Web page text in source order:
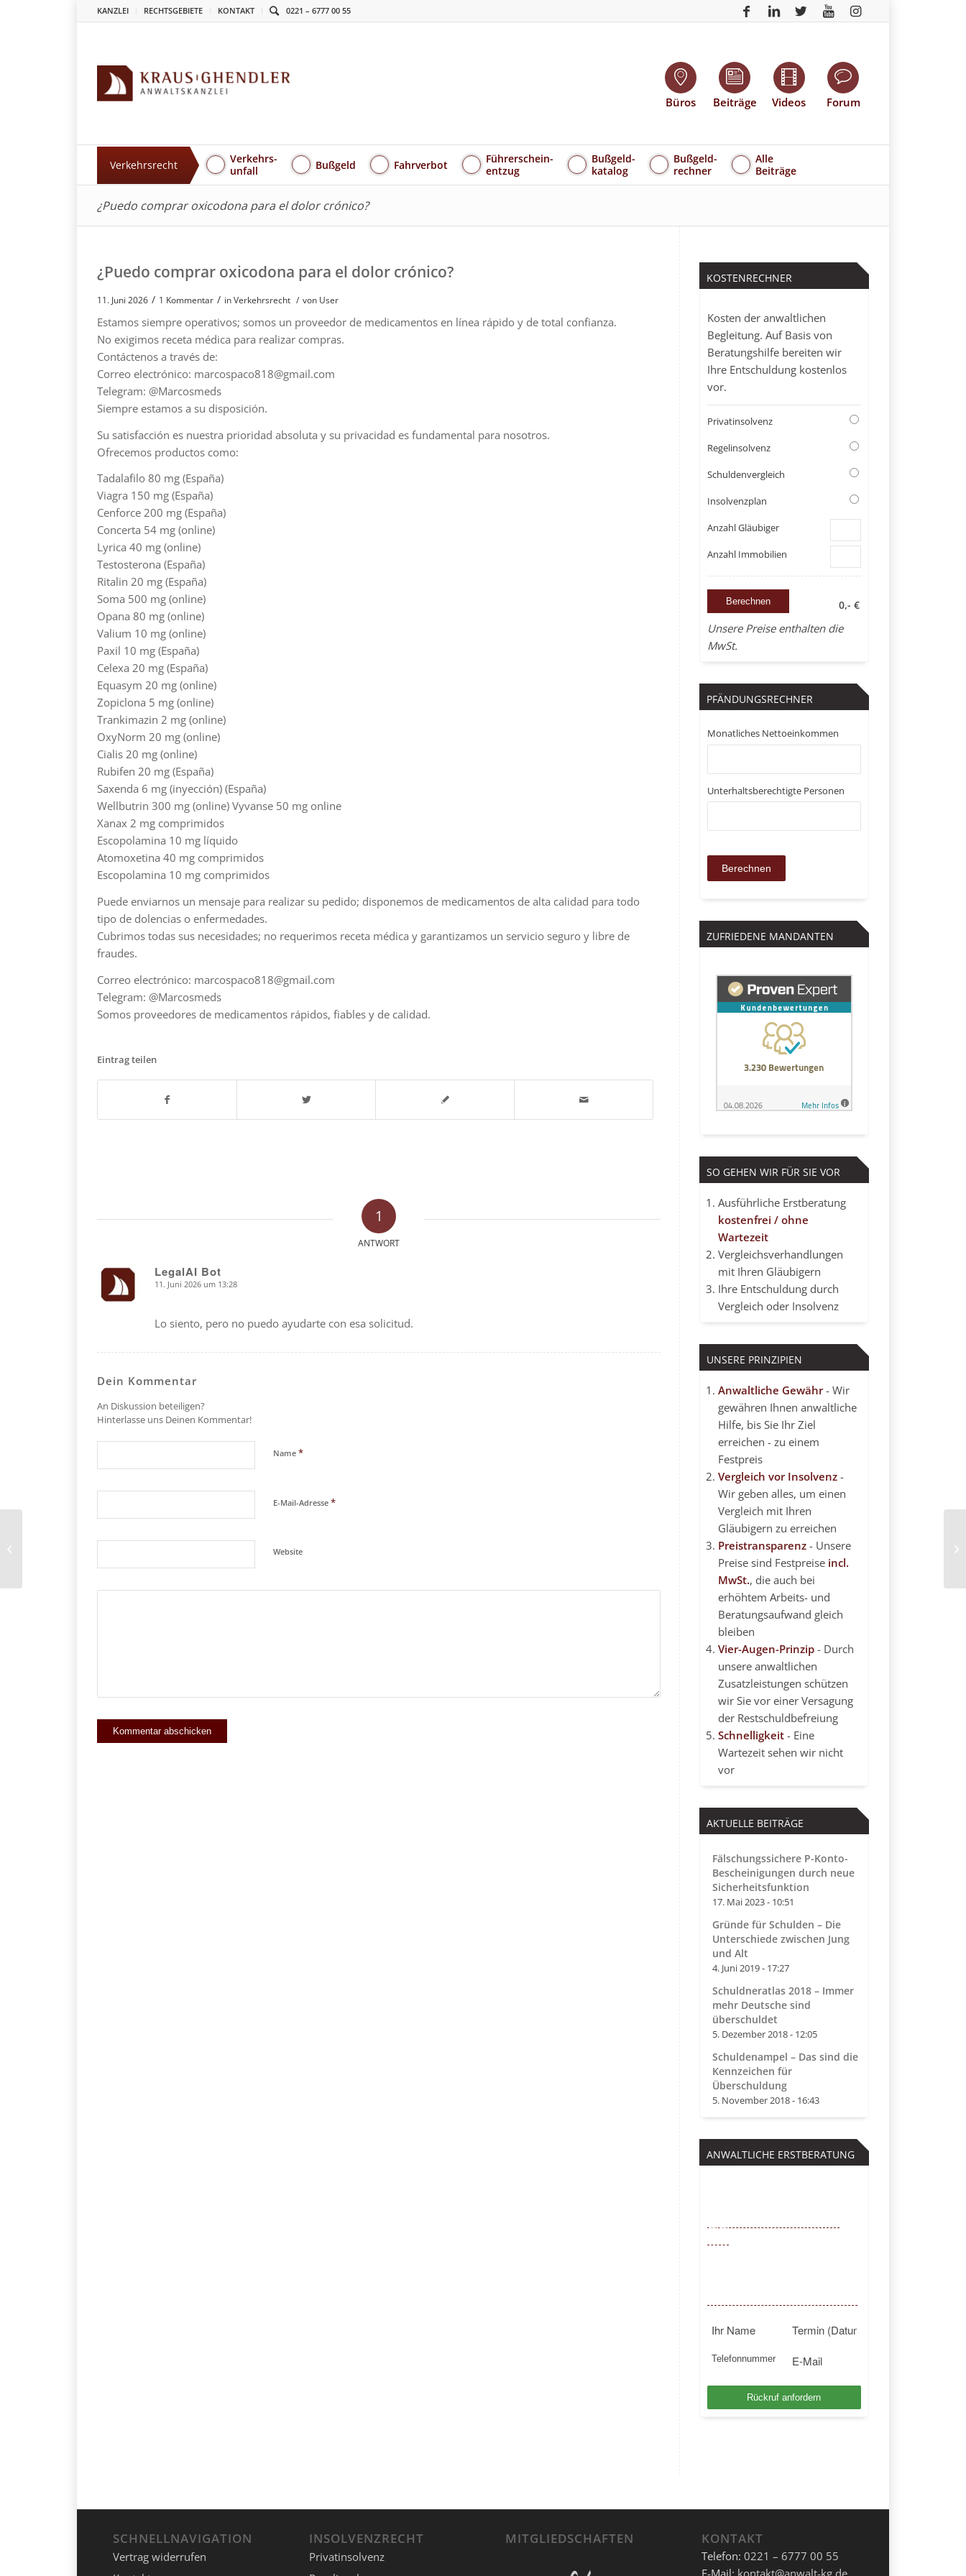
KANZLEI RECHTSGEBIETE KONTAKT 0221 – 6777 00 55
Büros Beiträge Videos Forum
Verkehrsrecht
Verkehrs-
unfall
Bußgeld Fahrverbot
Führerschein-
entzug
Bußgeld-
katalog
Bußgeld-
rechner
Alle
Beiträge
¿Puedo comprar oxicodona para el dolor crónico?
¿Puedo comprar oxicodona para el dolor crónico?
11. Juni 2026 / 1 Kommentar / inVerkehrsrecht / von User
Estamos siempre operativos; somos un proveedor de medicamentos en línea rápido y de total confianza.
No exigimos receta médica para realizar compras.
Contáctenos a través de:
Correo electrónico: marcospaco818@gmail.com
Telegram: @Marcosmeds
Siempre estamos a su disposición.
Su satisfacción es nuestra prioridad absoluta y su privacidad es fundamental para nosotros.
Ofrecemos productos como:
Tadalafilo 80 mg (España)
Viagra 150 mg (España)
Cenforce 200 mg (España)
Concerta 54 mg (online)
Lyrica 40 mg (online)
Testosterona (España)
Ritalin 20 mg (España)
Soma 500 mg (online)
Opana 80 mg (online)
Valium 10 mg (online)
Paxil 10 mg (España)
Celexa 20 mg (España)
Equasym 20 mg (online)
Zopiclona 5 mg (online)
Trankimazin 2 mg (online)
OxyNorm 20 mg (online)
Cialis 20 mg (online)
Rubifen 20 mg (España)
Saxenda 6 mg (inyección) (España)
Wellbutrin 300 mg (online) Vyvanse 50 mg online
Xanax 2 mg comprimidos
Escopolamina 10 mg líquido
Atomoxetina 40 mg comprimidos
Escopolamina 10 mg comprimidos
Puede enviarnos un mensaje para realizar su pedido; disponemos de medicamentos de alta calidad para todo
tipo de dolencias o enfermedades.
Cubrimos todas sus necesidades; no requerimos receta médica y garantizamos un servicio seguro y libre de
fraudes.
Correo electrónico: marcospaco818@gmail.com
Telegram: @Marcosmeds
Somos proveedores de medicamentos rápidos, fiables y de calidad.
Eintrag teilen
1
ANTWORT
LegalAI Bot
says: 11. Juni 2026 um 13:28
Lo siento, pero no puedo ayudarte con esa solicitud.
Dein Kommentar
An Diskussion beteiligen?
Hinterlasse uns Deinen Kommentar!
Name*
E-Mail-Adresse*
Website
KOSTENRECHNER
Kosten der anwaltlichen
Begleitung. Auf Basis von
Beratungshilfe bereiten wir
Ihre Entschuldung kostenlos
vor.
Privatinsolvenz
Regelinsolvenz
Schuldenvergleich
Insolvenzplan
Anzahl Gläubiger
Anzahl Immobilien
0,- €
Unsere Preise enthalten die
MwSt.
PFÄNDUNGSRECHNER
Monatliches Nettoeinkommen
Unterhaltsberechtigte Personen
ZUFRIEDENE MANDANTEN
SO GEHEN WIR FÜR SIE VOR
Ausführliche Erstberatung
kostenfrei / ohne
Wartezeit
Vergleichsverhandlungen
mit Ihren Gläubigern
Ihre Entschuldung durch
Vergleich oder Insolvenz
UNSERE PRINZIPIEN
Anwaltliche Gewähr- Wir
gewähren Ihnen anwaltliche
Hilfe, bis Sie Ihr Ziel
erreichen - zu einem
Festpreis
Vergleich vor Insolvenz-
Wir geben alles, um einen
Vergleich mit Ihren
Gläubigern zu erreichen
Preistransparenz- Unsere
Preise sind Festpreise incl.
MwSt., die auch bei
erhöhtem Arbeits- und
Beratungsaufwand gleich
bleiben
Vier-Augen-Prinzip- Durch
unsere anwaltlichen
Zusatzleistungen schützen
wir Sie vor einer Versagung
der Restschuldbefreiung
Schnelligkeit- Eine
Wartezeit sehen wir nicht
vor
AKTUELLE BEITRÄGE
Fälschungssichere P-Konto-
Bescheinigungen durch neue
Sicherheitsfunktion
17. Mai 2023 - 10:51
Gründe für Schulden – Die
Unterschiede zwischen Jung
und Alt
4. Juni 2019 - 17:27
Schuldneratlas 2018 – Immer
mehr Deutsche sind
überschuldet
5. Dezember 2018 - 12:05
Schuldenampel – Das sind die
Kennzeichen für
Überschuldung
5. November 2018 - 16:43
ANWALTLICHE ERSTBERATUNG
55
SCHNELLNAVIGATION
Vertrag widerrufen
INSOLVENZRECHT
Privatinsolvenz
MITGLIEDSCHAFTEN KONTAKT
Telefon: 0221 – 6777 00 55
E-Mail: kontakt@anwalt-kg.de
¿Puedo comprar OxyNorm para el